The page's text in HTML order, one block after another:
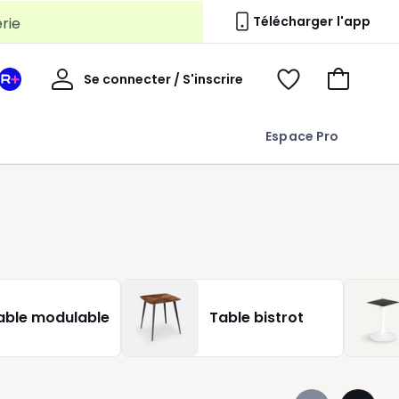
Télécharger l'app
Espace Pro
Mon
Se connecter / S'inscrire
Mon
Voir
Voir
modulable Table bistrot